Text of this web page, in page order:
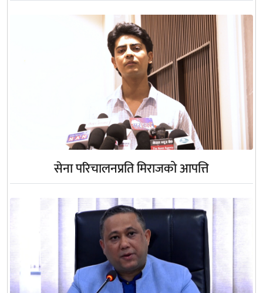
सेना परिचालनप्रति मिराजको आपत्ति